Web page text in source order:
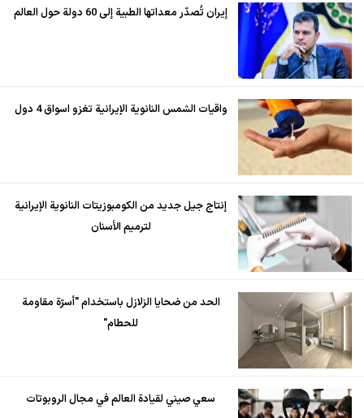
إيران تُصدّر معداتها الطبية إلى 60 دولة حول العالم
واقيات الشمس النانوية الإيرانية تغزو اسواق 4 دول
إنتاج جيل جديد من الكومبوزيتات النانوية الإيرانية
لترميم الأسنان
الحد من ضحايا الزلازل باستخدام "أسرّة مقاومة
للحطام"
سعي صيني لقيادة العالم في مجال الروبوتات